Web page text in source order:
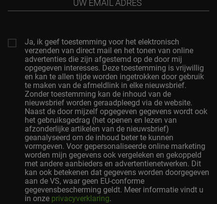
Adres
Ja, ik geef toestemming voor het elektronisch
verzenden van direct mail en het tonen van online
advertenties die zijn afgestemd op de door mij
opgegeven interesses. Deze toestemming is vrijwillig
en kan te allen tijde worden ingetrokken door gebruik
te maken van de afmeldlink in elke nieuwsbrief.
Zonder toestemming kan de inhoud van de
nieuwsbrief worden geraadpleegd via de website.
Naast de door mijzelf opgegeven gegevens wordt ook
het gebruiksgedrag (het openen en lezen van
afzonderlijke artikelen van de nieuwsbrief)
geanalyseerd om de inhoud beter te kunnen
vormgeven. Voor gepersonaliseerde online marketing
worden mijn gegevens ook vergeleken en gekoppeld
met andere aanbieders en advertentienetwerken. Dit
kan ook betekenen dat gegevens worden doorgegeven
aan de VS, waar geen EU-conforme
gegevensbescherming geldt. Meer informatie vindt u
in onze privacyverklaring.